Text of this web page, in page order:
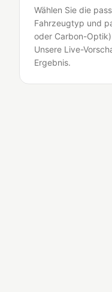
Wählen Sie die
Fahrzeugtyp und
oder Carbon-
Unsere Live-
Ergebnis.